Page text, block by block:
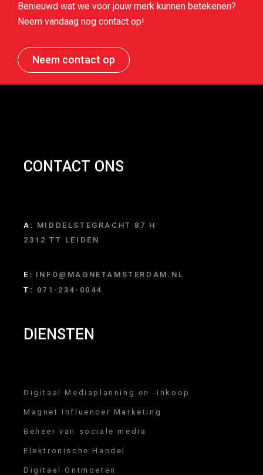
Benieuwd wat we voor jouw merk kunnen betekenen?
Neem vandaag nog contact op!
Neem contact op
CONTACT ONS
A: MIDDELSTEGRACHT 87 H
2312 TT LEIDEN
E: INFO@MAGNETAMSTERDAM.NL
T: 071-234-0044
DIENSTEN
Digitaal Mediaplanning en -inkoop
Magnet Influencer Marketing
Beheer van sociale media
Elektronische Handel
Digitaal Ontmoeten